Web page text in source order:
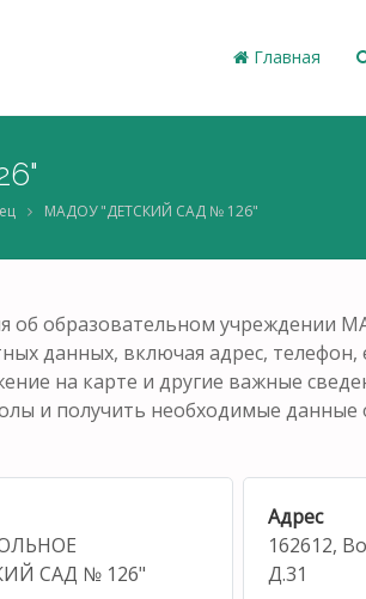
Главная
МАДОУ "ДЕТСКИЙ САД № 126"
об образовательном
данных, включая адрес,
на карте и другие важные
и получить необходимые данные
САД № 126"
Адрес
162612,
Д.31